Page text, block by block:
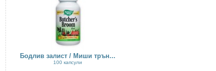
Бодлив залист / Миши трън...
100 капсули